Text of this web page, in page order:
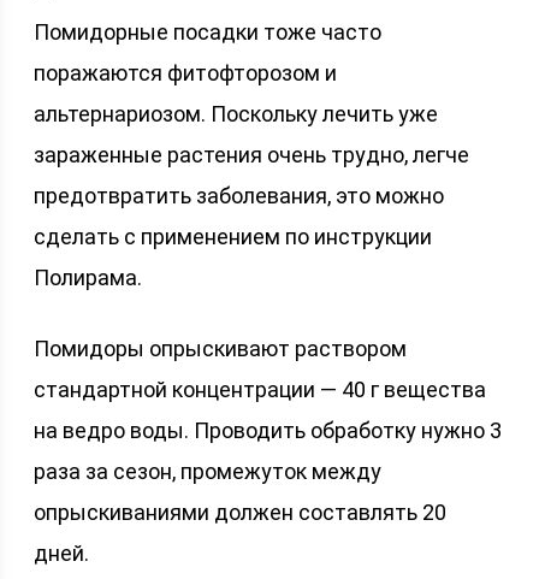
Помидорные посадки тоже часто
поражаются фитофторозом и
альтернариозом. Поскольку лечить уже
зараженные растения очень трудно, легче
предотвратить заболевания, это можно
сделать с применением по инструкции
Полирама.
Помидоры опрыскивают раствором
стандартной концентрации — 40 г вещества
на ведро воды. Проводить обработку нужно 3
раза за сезон, промежуток между
опрыскиваниями должен составлять 20
дней.